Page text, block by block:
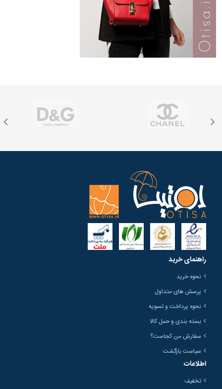
راهنمای خرید
نحوه خرید
پرسش های متداول
نحوه پرداخت و تسویه
بسته بندی و حمل کالا
سفارش من کجاست؟
سیاست بازگشت
اطلاعات
تخفیف